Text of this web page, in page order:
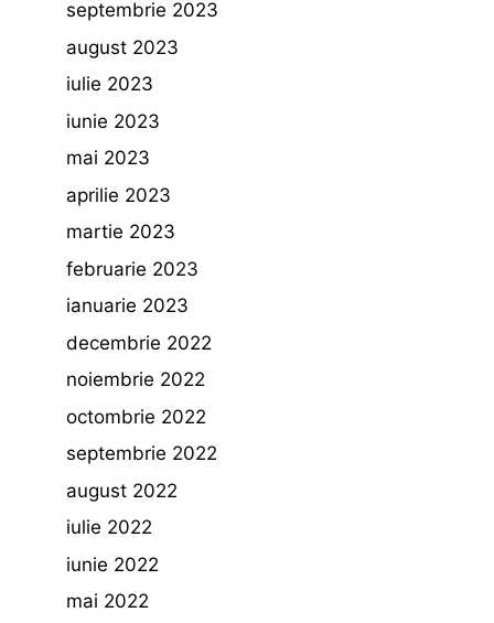
septembrie 2023
august 2023
iulie 2023
iunie 2023
mai 2023
aprilie 2023
martie 2023
februarie 2023
ianuarie 2023
decembrie 2022
noiembrie 2022
octombrie 2022
septembrie 2022
august 2022
iulie 2022
iunie 2022
mai 2022